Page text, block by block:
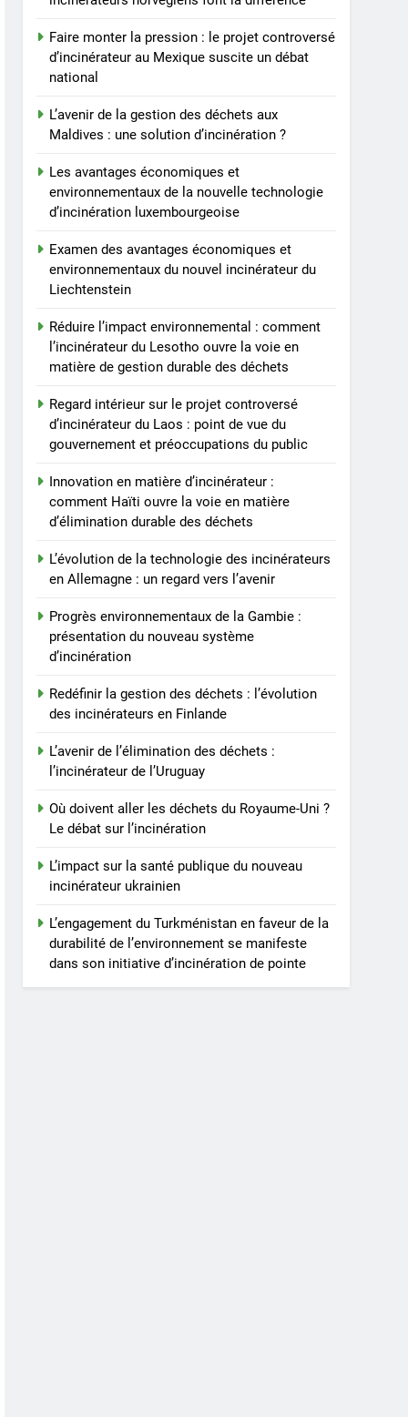
projet controversé
d’incinérateur du Laos :
point de vue du
AIO
8
d’incinérateur : comment
Haïti ouvre la voie en
durable des déchets
AIO
Faire monter la pression : le projet controversé
d’incinérateur au Mexique suscite un débat
national
L’avenir de la gestion des déchets aux
Maldives : une solution d’incinération ?
Les avantages économiques et
environnementaux de la nouvelle technologie
d’incinération luxembourgeoise
Examen des avantages économiques et
environnementaux du nouvel incinérateur du
Liechtenstein
Réduire l’impact environnemental : comment
l’incinérateur du Lesotho ouvre la voie en
matière de gestion durable des déchets
Regard intérieur sur le projet controversé
d’incinérateur du Laos : point de vue du
gouvernement et préoccupations du public
Innovation en matière d’incinérateur :
comment Haïti ouvre la voie en matière
d’élimination durable des déchets
L’évolution de la technologie des incinérateurs
en Allemagne : un regard vers l’avenir
Progrès environnementaux de la Gambie :
présentation du nouveau système
d’incinération
Redéfinir la gestion des déchets : l’évolution
des incinérateurs en Finlande
L’avenir de l’élimination des déchets :
l’incinérateur de l’Uruguay
Où doivent aller les déchets du Royaume-Uni ?
Le débat sur l’incinération
L’impact sur la santé publique du nouveau
incinérateur ukrainien
L’engagement du Turkménistan en faveur de la
durabilité de l’environnement se manifeste
dans son initiative d’incinération de pointe